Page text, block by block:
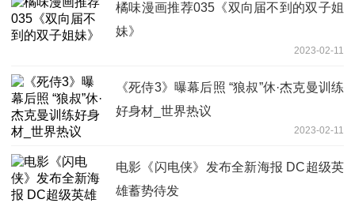
橘味漫画推荐035《双向届不到的双子姐
妹》
2023-02-11
《死侍3》曝幕后照 “狼叔”休·杰克曼训练
好身材_世界热议
2023-02-11
电影《闪电侠》发布全新海报 DC超级英
雄蓄势待发